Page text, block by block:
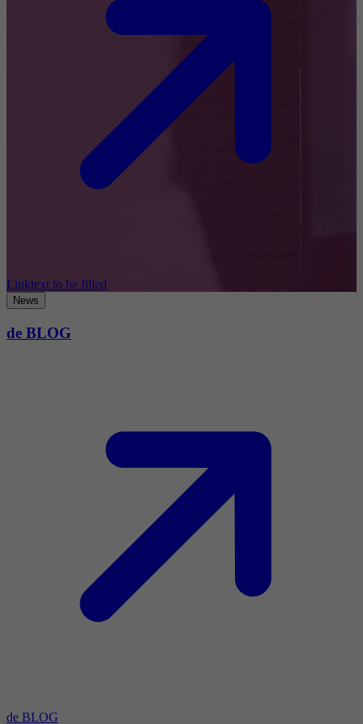
Linktext to be filled
News
de BLOG
de BLOG